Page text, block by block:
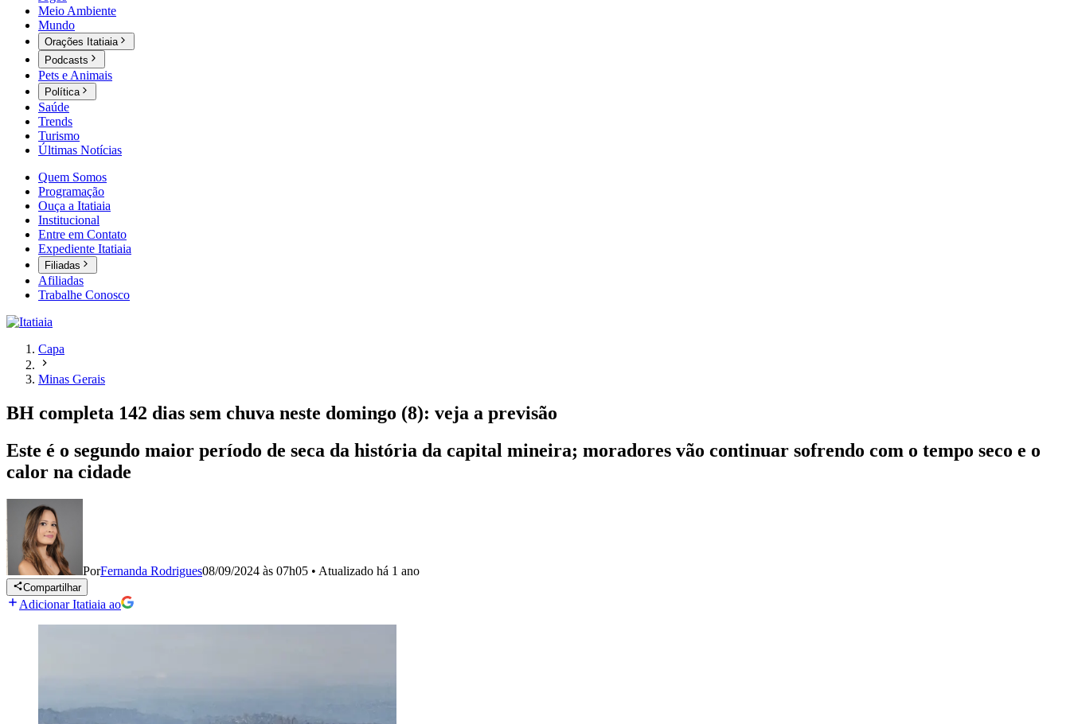
Meio Ambiente
Mundo
Orações Itatiaia
Podcasts
Pets e Animais
Política
Saúde
Trends
Turismo
Últimas Notícias
Quem Somos
Programação
Ouça a Itatiaia
Institucional
Entre em Contato
Expediente Itatiaia
Filiadas
Afiliadas
Trabalhe Conosco
Capa
Minas Gerais
BH completa 142 dias sem chuva neste domingo (8): veja a previsão
Este é o segundo maior período de seca da história da capital mineira; moradores vão continuar sofrendo com o tempo seco e o
calor na cidade
PorFernanda Rodrigues08/09/2024 às 07h05 • Atualizado há 1 ano
Compartilhar
Adicionar Itatiaia ao